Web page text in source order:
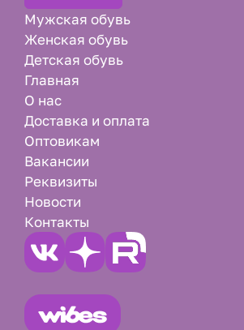
Мужская обувь
Женская обувь
Детская обувь
Главная
О нас
Доставка и оплата
Оптовикам
Вакансии
Реквизиты
Новости
Контакты